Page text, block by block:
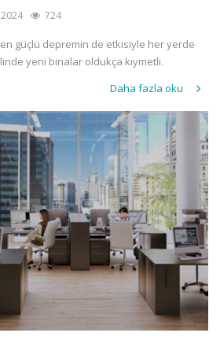
2024 724
güçlü depremin de etkisiyle her yerde
yeni binalar oldukça kıymetli.
Daha fazla oku